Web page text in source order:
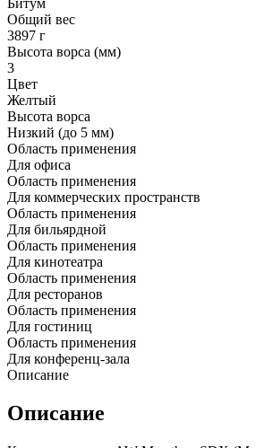
Битум
Общий вес
3897 г
Высота ворса (мм)
3
Цвет
Желтый
Высота ворса
Низкий (до 5 мм)
Область применения
Для офиса
Область применения
Для коммерческих пространств
Область применения
Для бильярдной
Область применения
Для кинотеатра
Область применения
Для ресторанов
Область применения
Для гостиниц
Область применения
Для конференц-зала
Описание
Описание